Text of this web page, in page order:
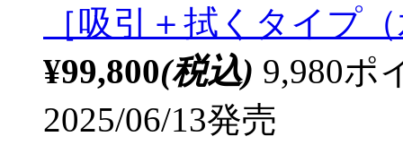
［吸引＋拭くタイプ
¥99,800(税込) 9,980ポ
2025/06/13発売